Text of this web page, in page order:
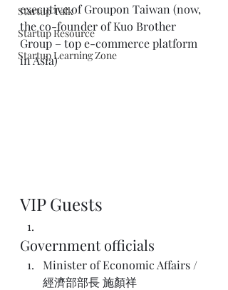
Startup Talk
Startup Resource
Startup Learning Zone
executive of Groupon Taiwan (now,
the co-founder of Kuo Brother
Group – top e-commerce platform
in Asia)
VIP Guests
Government officials
Minister of Economic Affairs /
經濟部部長 施顏祥